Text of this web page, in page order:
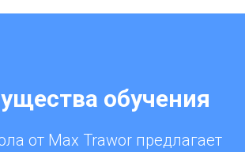
обучения
от Max Trawor предлагает